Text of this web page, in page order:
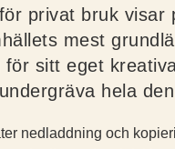
privat bruk visar
mest
sitt eget
hela
nedladdning och